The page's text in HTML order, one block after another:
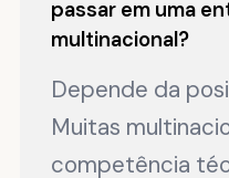
passar em uma
multinacional?
Depende da
Muitas
competência